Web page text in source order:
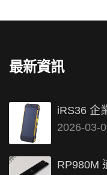
最新資訊
iRS36 企
2026-03-
RP980M